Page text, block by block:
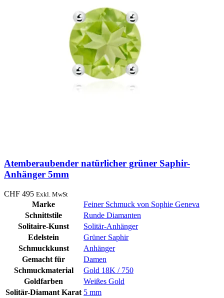
Atemberaubender natürlicher grüner Saphir-
Anhänger 5mm
CHF 495 Exkl. MwSt
Marke
Feiner Schmuck von Sophie Geneva
Schnittstile
Runde Diamanten
Solitaire-Kunst
Solitär-Anhänger
Edelstein
Grüner Saphir
Schmuckkunst
Anhänger
Gemacht für
Damen
Schmuckmaterial
Gold 18K / 750
Goldfarben
Weißes Gold
Solitär-Diamant Karat 5 mm